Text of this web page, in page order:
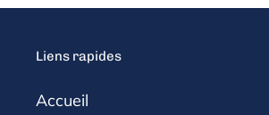
Liens rapides
Accueil